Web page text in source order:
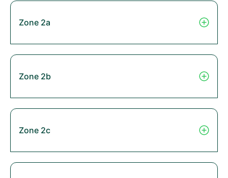
Zone 2a
Zone 2b
Zone 2c